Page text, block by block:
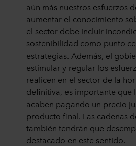
aún más nuestros esfuerzos
aumentar el conocimiento
el sector debe incluir
sostenibilidad como punto
estrategias. Además, el
estimular y regular los
realicen en el sector de la
definitiva, es importante que
acaben pagando un precio
producto final. Las cadenas
también tendrán que
destacado en este sentido.